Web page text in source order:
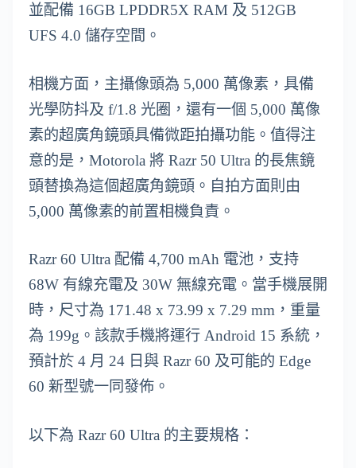
並配備 16GB LPDDR5X RAM 及 512GB
UFS 4.0 儲存空間。
相機方面，主攝像頭為 5,000 萬像素，具備
光學防抖及 f/1.8 光圈，還有一個 5,000 萬像
素的超廣角鏡頭具備微距拍攝功能。值得注
意的是，Motorola 將 Razr 50 Ultra 的長焦鏡
頭替換為這個超廣角鏡頭。自拍方面則由
5,000 萬像素的前置相機負責。
Razr 60 Ultra 配備 4,700 mAh 電池，支持
68W 有線充電及 30W 無線充電。當手機展開
時，尺寸為 171.48 x 73.99 x 7.29 mm，重量
為 199g。該款手機將運行 Android 15 系統，
預計於 4 月 24 日與 Razr 60 及可能的 Edge
60 新型號一同發佈。
以下為 Razr 60 Ultra 的主要規格：